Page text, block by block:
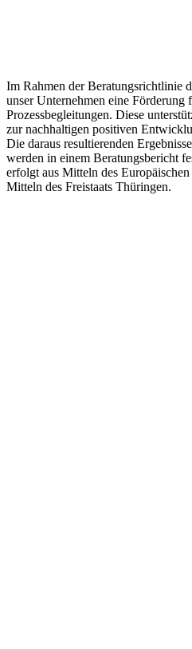
Im Rahmen der Beratungsrichtlinie
unser Unternehmen eine Förderung
Prozessbegleitungen. Diese
zur nachhaltigen positiven
Die daraus resultierenden
werden in einem Beratungsbericht
erfolgt aus Mitteln des
Mitteln des Freistaats Thüringen.